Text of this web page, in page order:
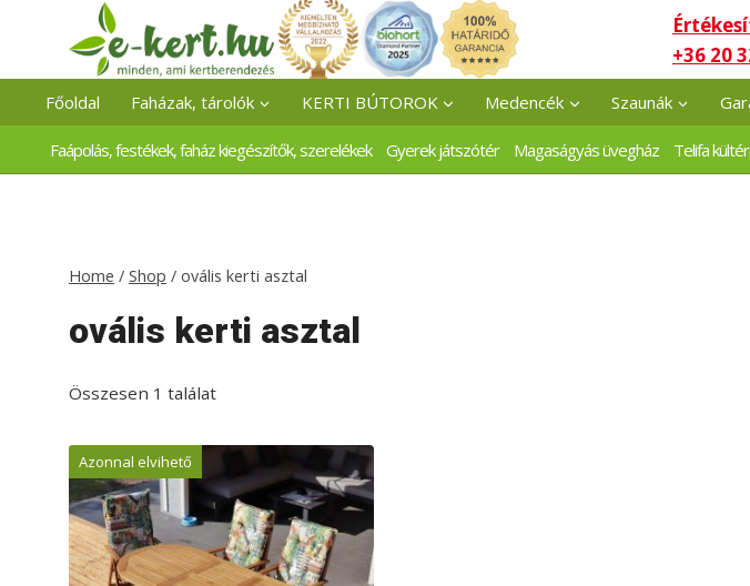
content
+36 20
Főoldal Faházak, tárolók KERTI BÚTOROK Medencék Szaunák
Faápolás, festékek, faház kiegészítők, szerelékek Gyerek játszótér Magaságyás üvegház Telifa
Home / Shop / ovális kerti asztal
ovális kerti asztal
Összesen 1 találat
Azonnal elvihető